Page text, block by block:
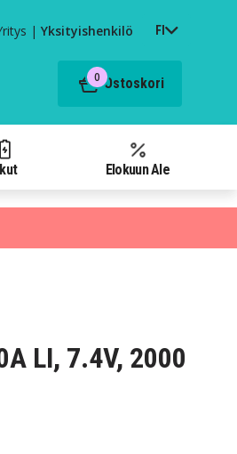
| Yksityishenkilö FI
0 Ostoskori
Elokuun Ale
LI, 7.4V, 2000